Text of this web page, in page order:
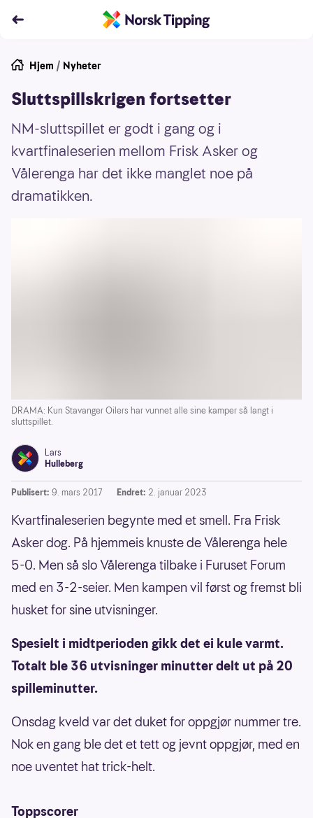
Hjem / Nyheter
Sluttspillskrigen fortsetter
NM-sluttspillet er godt i gang og i
kvartfinaleserien mellom Frisk Asker og
Vålerenga har det ikke manglet noe på
dramatikken.
DRAMA: Kun Stavanger Oilers har vunnet alle sine kamper så langt i
sluttspillet.
Lars
Hulleberg
Publisert: 9. mars 2017 Endret: 2. januar 2023
Kvartfinaleserien begynte med et smell. Fra Frisk
Asker dog. På hjemmeis knuste de Vålerenga hele
5-0. Men så slo Vålerenga tilbake i Furuset Forum
med en 3-2-seier. Men kampen vil først og fremst bli
husket for sine utvisninger.
Spesielt i midtperioden gikk det ei kule varmt.
Totalt ble 36 utvisninger minutter delt ut på 20
spilleminutter.
Onsdag kveld var det duket for oppgjør nummer tre.
Nok en gang ble det et tett og jevnt oppgjør, med en
noe uventet hat trick-helt.
Toppscorer